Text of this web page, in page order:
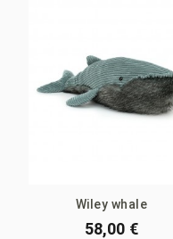
Wiley whale
58,00 €